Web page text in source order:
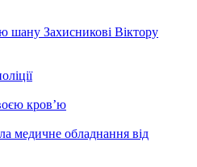
шану Захисникові Віктору
кров’ю
медичне обладнання від